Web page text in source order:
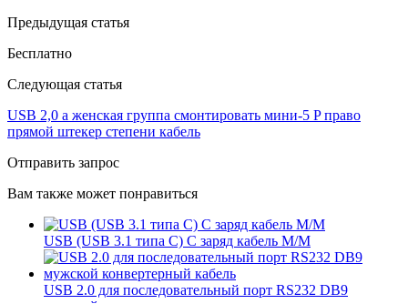
Предыдущая статья
Бесплатно
Следующая статья
USB 2,0 а женская группа смонтировать мини-5 P право
прямой штекер степени кабель
Отправить запрос
Вам также может понравиться
USB (USB 3.1 типа C) C заряд кабель М/М
USB 2.0 для последовательный порт RS232 DB9